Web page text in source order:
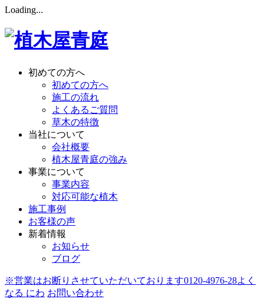
Loading...
初めての方へ
初めての方へ
施工の流れ
よくあるご質問
草木の特徴
当社について
会社概要
植木屋青庭の強み
事業について
事業内容
対応可能な植木
施工事例
お客様の声
新着情報
お知らせ
ブログ
※営業はお断りさせていただいております0120-4976-28よく
なる にわ お問い合わせ